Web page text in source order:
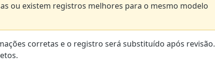
ou existem registros melhores para o mesmo modelo
corretas e o registro será substituído após revisão.